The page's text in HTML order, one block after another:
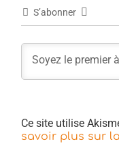
S’abonner
Ce site utilise
savoir plus sur